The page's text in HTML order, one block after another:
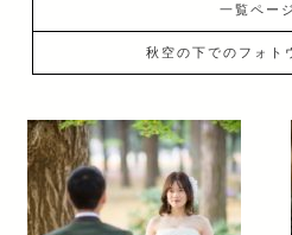
一覧ペー
秋空の下でのフォト